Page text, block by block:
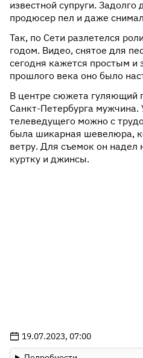
известной супруги.
продюсер пел и даже
Так, по Сети разлетелся
годом. Видео, снятое для
сегодня кажется простым и
прошлого века оно было
В центре сюжета гуляющий
Санкт-Петербурга мужчина.
телеведущего можно с
была шикарная шевелюра,
ветру. Для съемок он
куртку и джинсы.
19.07.2023, 07:00